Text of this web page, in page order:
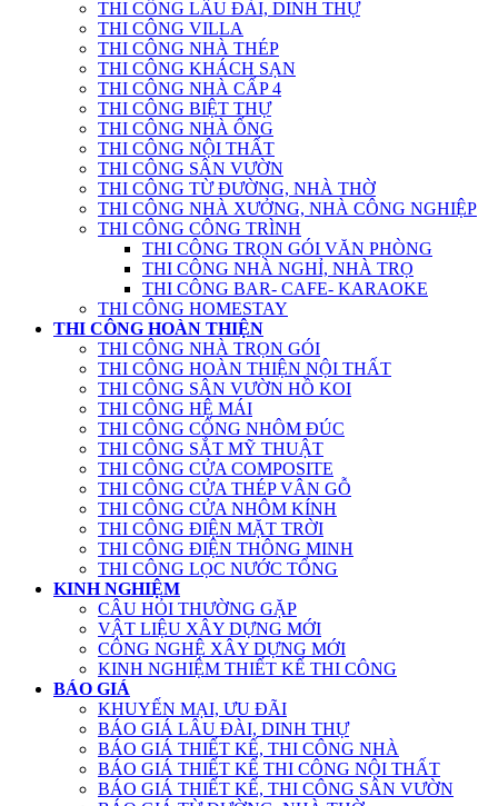
THI CÔNG LÂU ĐÀI, DINH THỰ
THI CÔNG VILLA
THI CÔNG NHÀ THÉP
THI CÔNG KHÁCH SẠN
THI CÔNG NHÀ CẤP 4
THI CÔNG BIỆT THỰ
THI CÔNG NHÀ ỐNG
THI CÔNG NỘI THẤT
THI CÔNG SÂN VƯỜN
THI CÔNG TỪ ĐƯỜNG, NHÀ THỜ
THI CÔNG NHÀ XƯỞNG, NHÀ CÔNG NGHIỆP
THI CÔNG CÔNG TRÌNH
THI CÔNG TRỌN GÓI VĂN PHÒNG
THI CÔNG NHÀ NGHỈ, NHÀ TRỌ
THI CÔNG BAR- CAFE- KARAOKE
THI CÔNG HOMESTAY
THI CÔNG HOÀN THIỆN
THI CÔNG NHÀ TRỌN GÓI
THI CÔNG HOÀN THIỆN NỘI THẤT
THI CÔNG SÂN VƯỜN HỒ KOI
THI CÔNG HỆ MÁI
THI CÔNG CỔNG NHÔM ĐÚC
THI CÔNG SẮT MỸ THUẬT
THI CÔNG CỬA COMPOSITE
THI CÔNG CỬA THÉP VÂN GỖ
THI CÔNG CỬA NHÔM KÍNH
THI CÔNG ĐIỆN MẶT TRỜI
THI CÔNG ĐIỆN THÔNG MINH
THI CÔNG LỌC NƯỚC TỔNG
KINH NGHIỆM
CÂU HỎI THƯỜNG GẶP
VẬT LIỆU XÂY DỰNG MỚI
CÔNG NGHỆ XÂY DỰNG MỚI
KINH NGHIỆM THIẾT KẾ THI CÔNG
BÁO GIÁ
KHUYẾN MẠI, ƯU ĐÃI
BÁO GIÁ LÂU ĐÀI, DINH THỰ
BÁO GIÁ THIẾT KẾ, THI CÔNG NHÀ
BÁO GIÁ THIẾT KẾ THI CÔNG NỘI THẤT
BÁO GIÁ THIẾT KẾ, THI CÔNG SÂN VƯỜN